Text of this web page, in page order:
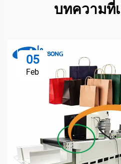
บทความที่
05
Feb